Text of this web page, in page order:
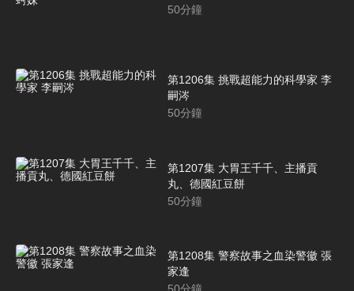
50分鐘
第1206集 挑戰超能力的科學家 李
嗣涔
50分鐘
第1207集 大胃王千千、主播貢
丸、德國紅豆餅
50分鐘
第1208集 警察故事之血染警徽 張
家逢